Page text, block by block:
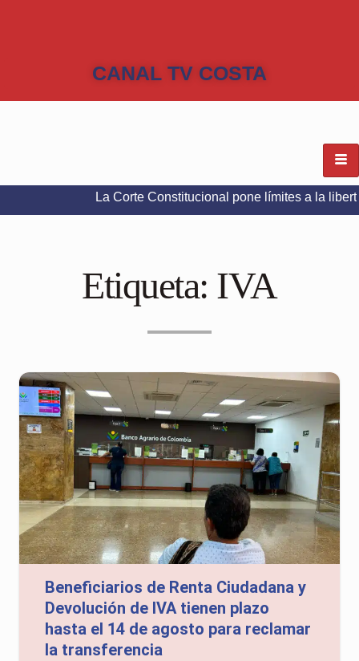
CANAL TV COSTA
La Corte Constitucional pone límites a la libertad de
Etiqueta: IVA
Beneficiarios de Renta Ciudadana y
Devolución de IVA tienen plazo
hasta el 14 de agosto para reclamar
la transferencia